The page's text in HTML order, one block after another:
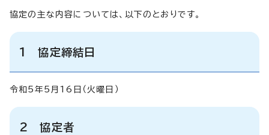
協定の主な内容については、以下のとおりです。
1 協定締結日
令和5年5月16日（火曜日）
2 協定者